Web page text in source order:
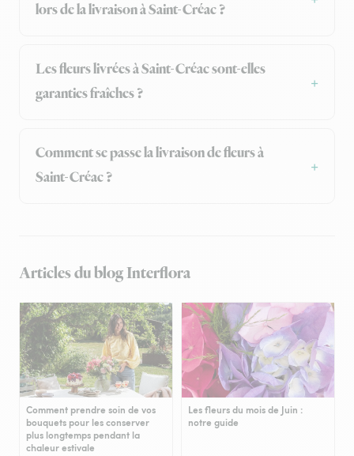
lors de la livraison à Saint-Créac ?
Les fleurs livrées à Saint-Créac sont-elles
garanties fraîches ?
Comment se passe la livraison de fleurs à
Saint-Créac ?
Articles du blog Interflora
Comment prendre soin de vos
bouquets pour les conserver
plus longtemps pendant la
chaleur estivale
Les fleurs du mois de Juin :
notre guide